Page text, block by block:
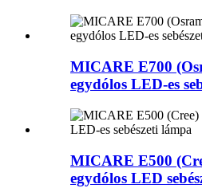
MICARE E700
egydólos LED-es
MICARE E500
egydólos LED